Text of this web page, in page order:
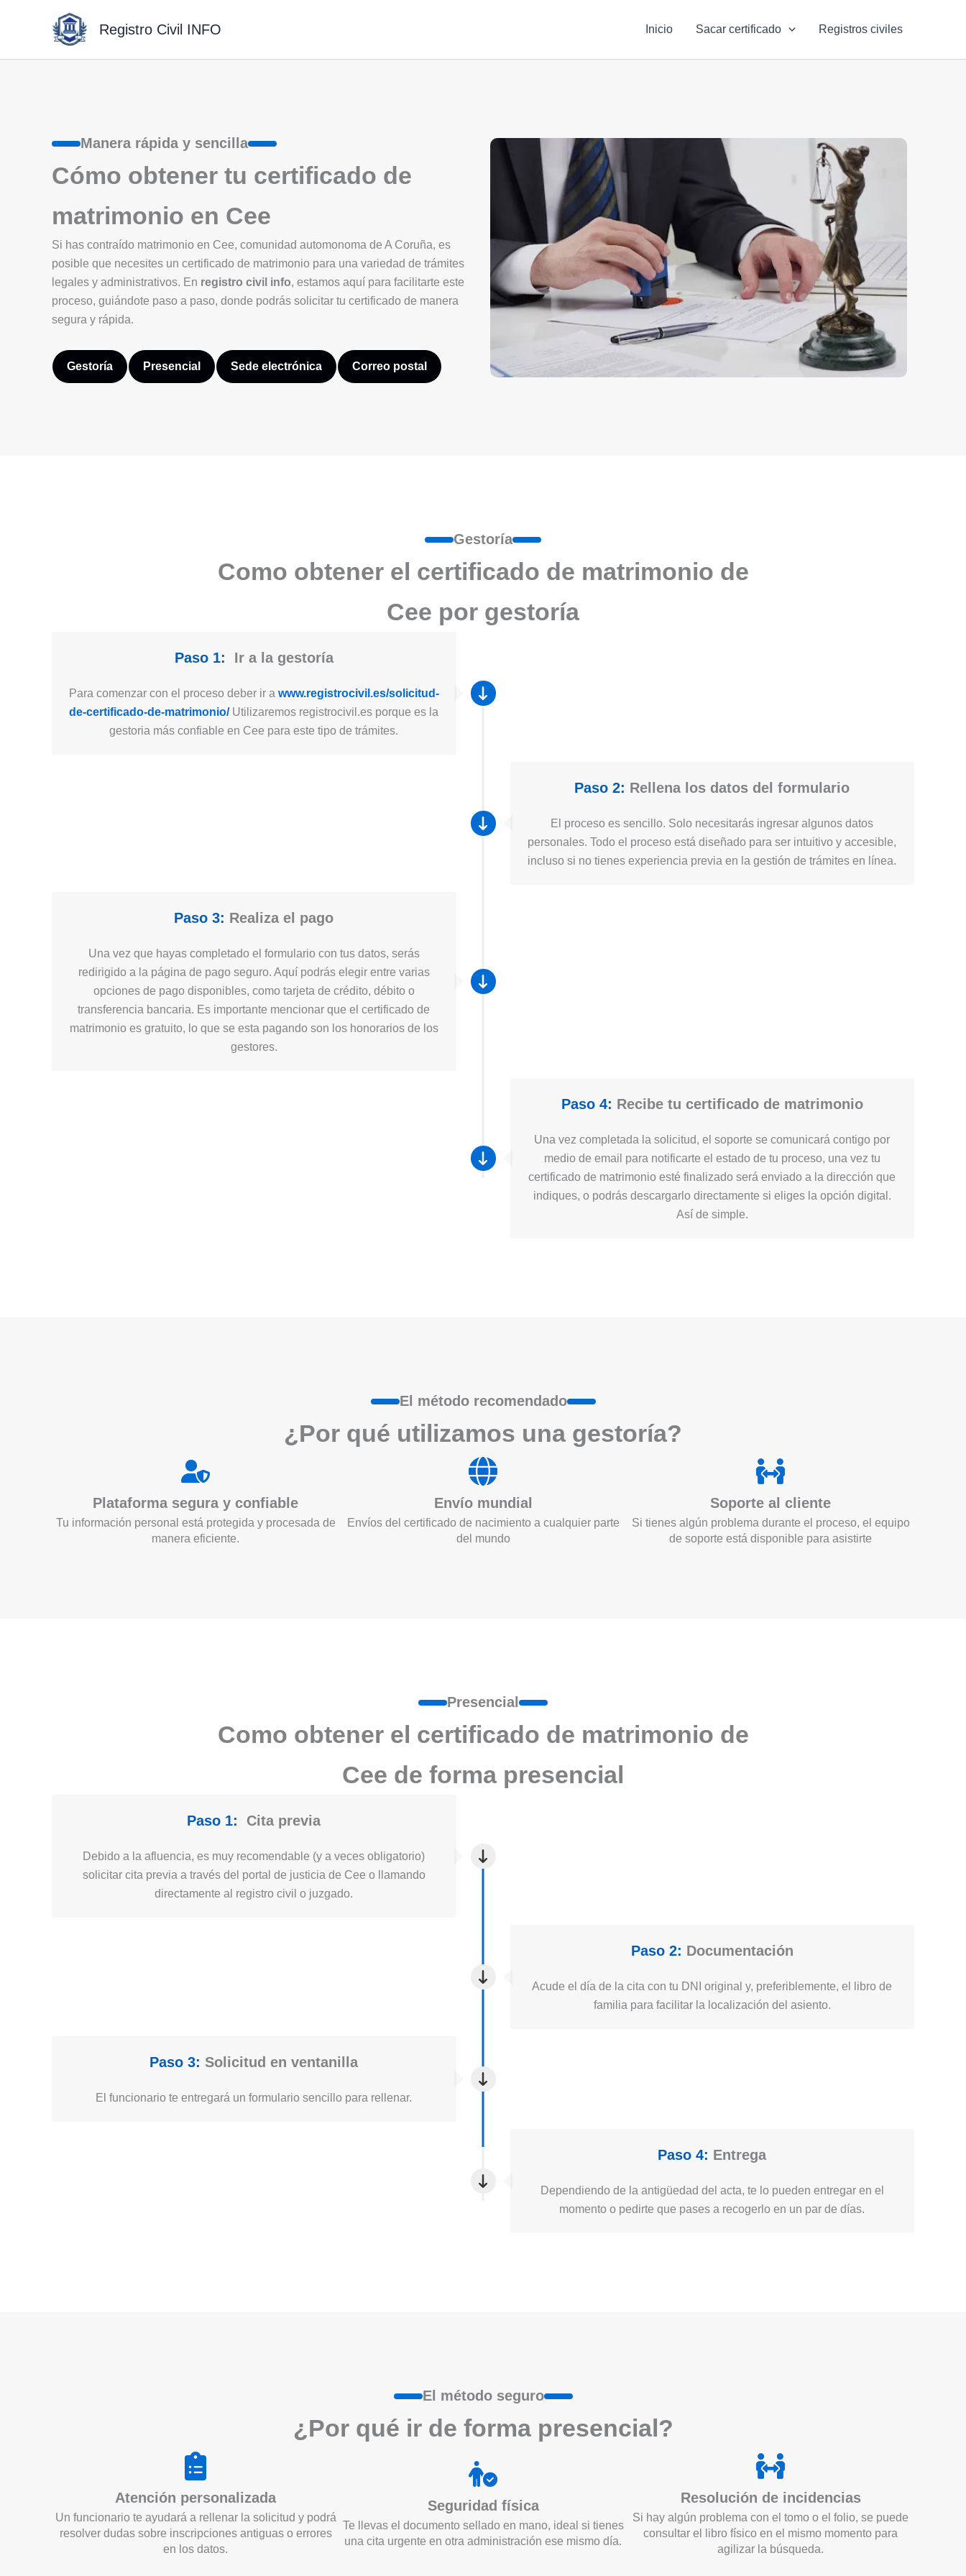
Registro Civil INFO Inicio Sacar certificado Registros civiles
Manera rápida y sencilla
Cómo obtener tu certificado de
matrimonio en Cee
Si has contraído matrimonio en Cee, comunidad automonoma de A Coruña, es
posible que necesites un certificado de matrimonio para una variedad de trámites
legales y administrativos. En registro civil info, estamos aquí para facilitarte este
proceso, guiándote paso a paso, donde podrás solicitar tu certificado de manera
segura y rápida.
Gestoría Presencial Sede electrónica Correo postal
Gestoría
Como obtener el certificado de matrimonio de
Cee por gestoría
Paso 1: Ir a la gestoría
Para comenzar con el proceso deber ir a www.registrocivil.es/solicitud-
de-certificado-de-matrimonio/Utilizaremos registrocivil.es porque es la
gestoria más confiable en Cee para este tipo de trámites.
Paso 2: Rellena los datos del formulario
El proceso es sencillo. Solo necesitarás ingresar algunos datos
personales. Todo el proceso está diseñado para ser intuitivo y accesible,
incluso si no tienes experiencia previa en la gestión de trámites en línea.
Paso 3: Realiza el pago
Una vez que hayas completado el formulario con tus datos, serás
redirigido a la página de pago seguro. Aquí podrás elegir entre varias
opciones de pago disponibles, como tarjeta de crédito, débito o
transferencia bancaria. Es importante mencionar que el certificado de
matrimonio es gratuito, lo que se esta pagando son los honorarios de los
gestores.
Paso 4: Recibe tu certificado de matrimonio
Una vez completada la solicitud, el soporte se comunicará contigo por
medio de email para notificarte el estado de tu proceso, una vez tu
certificado de matrimonio esté finalizado será enviado a la dirección que
indiques, o podrás descargarlo directamente si eliges la opción digital.
Así de simple.
El método recomendado
¿Por qué utilizamos una gestoría?
Plataforma segura y confiable
Tu información personal está protegida y procesada de
manera eficiente.
Envío mundial
Envíos del certificado de nacimiento a cualquier parte
del mundo
Soporte al cliente
Si tienes algún problema durante el proceso, el equipo
de soporte está disponible para asistirte
Presencial
Como obtener el certificado de matrimonio de
Cee de forma presencial
Paso 1: Cita previa
Debido a la afluencia, es muy recomendable (y a veces obligatorio)
solicitar cita previa a través del portal de justicia de Cee o llamando
directamente al registro civil o juzgado.
Paso 2: Documentación
Acude el día de la cita con tu DNI original y, preferiblemente, el libro de
familia para facilitar la localización del asiento.
Paso 3: Solicitud en ventanilla
El funcionario te entregará un formulario sencillo para rellenar.
Paso 4: Entrega
Dependiendo de la antigüedad del acta, te lo pueden entregar en el
momento o pedirte que pases a recogerlo en un par de días.
El método seguro
¿Por qué ir de formapresencial?
Atención personalizada
Un funcionario te ayudará a rellenar la solicitud y podrá
resolver dudas sobre inscripciones antiguas o errores
en los datos.
Seguridad física
Te llevas el documento sellado en mano, ideal si tienes
una cita urgente en otra administración ese mismo día.
Resolución de incidencias
Si hay algún problema con el tomo o el folio, se puede
consultar el libro físico en el mismo momento para
agilizar la búsqueda.